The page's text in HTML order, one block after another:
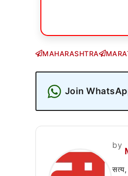
MAHARASHTRA
Join
by
सत्य,